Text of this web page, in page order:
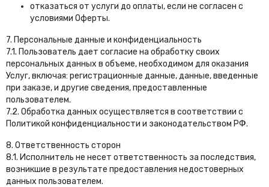
отказаться от услуги до оплаты, если не согласен с
условиями Оферты.
7. Персональные данные и конфиденциальность
7.1. Пользователь дает согласие на обработку своих
персональных данных в объеме, необходимом для оказания
Услуг, включая: регистрационные данные, данные, введенные
при заказе, и другие сведения, предоставленные
пользователем.
7.2. Обработка данных осуществляется в соответствии с
Политикой конфиденциальности и законодательством РФ.
8. Ответственность сторон
8.1. Исполнитель не несет ответственность за последствия,
возникшие в результате предоставления недостоверных
данных пользователем.